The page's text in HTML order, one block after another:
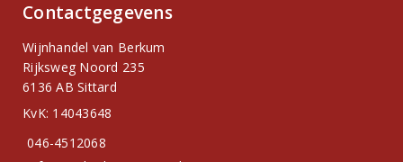
Contactgegevens
Wijnhandel van Berkum
Rijksweg Noord 235
6136 AB Sittard
KvK: 14043648
046-4512068